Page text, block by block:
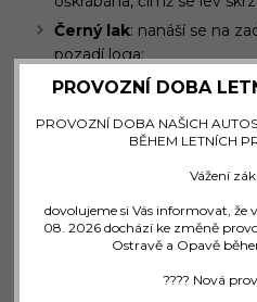
PROVOZNÍ DOBA
PROVOZNÍ DOBA NAŠICH
BĚHEM LETNÍCH
Vážení
dovolujeme si Vás informovat, že
08. 2026 dochází ke změně
Ostravě a Opavě
???? Nová
Černý lak: nanáší se na
pozadí loga;
Nanášeníochranného
změny teploty...) se na
: Erb se přilepí
a poté se společně
Tento výrobní proces použila